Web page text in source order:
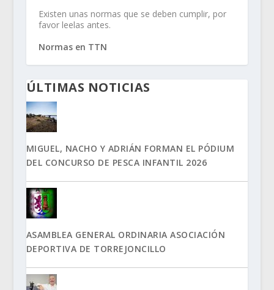
Existen unas normas que se deben cumplir, por
favor leelas antes.
Normas en TTN
ÚLTIMAS NOTICIAS
MIGUEL, NACHO Y ADRIÁN FORMAN EL PÓDIUM
DEL CONCURSO DE PESCA INFANTIL 2026
ASAMBLEA GENERAL ORDINARIA ASOCIACIÓN
DEPORTIVA DE TORREJONCILLO